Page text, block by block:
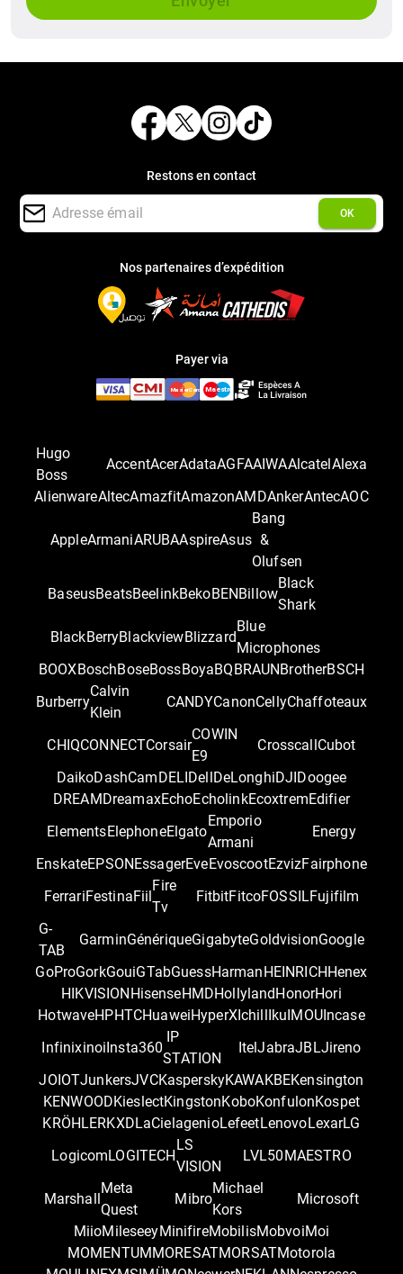
Restons en contact
OK
Nos partenaires d’expédition
Payer via
Hugo
Boss
AccentAcerAdataAGFAAIWAAlcatel Alexa
AlienwareAltecAmazfitAmazonAMDAnkerAntecAOC
AppleArmaniARUBAAspireAsus
Bang
&
Olufsen
BaseusBeatsBeelinkBekoBEN Billow
Black
Shark
BlackBerryBlackviewBlizzard
Blue
Microphones
BOOXBoschBoseBossBoyaBQ BRAUN BrotherBSCH
Burberry
Calvin
Klein
CANDYCanonCellyChaffoteaux
CHIQCONNECTCorsair
COWIN
E9
Crosscall Cubot
DaikoDashCam DELI Dell DeLonghiDJI Doogee
DREAM DreamaxEchoEcholinkEcoxtremEdifier
ElementsElephoneElgato
Emporio
Armani
Energy
EnskateEPSON EssagerEveEvoscootEzvizFairphone
FerrariFestinaFiil
Fire
Tv
FitbitFitcoFOSSILFujifilm
G-
TAB
GarminGénériqueGigabyteGoldvisionGoogle
GoProGorkGouiGTabGuessHarman HEINRICH Henex
HIKVISION HisenseHMDHollyland HonorHori
HotwaveHPHTCHuaweiHyperXIchill Iku IMOUIncase
Infinixinoi Insta360
IP
STATION
ItelJabraJBLJireno
JOIOTJunkersJVCKasperskyKAWAKBEKensington
KENWOODKieslectKingstonKoboKonfulonKospet
KRÖHLERKXDLaCie lagenioLefeetLenovoLexarLG
LogicomLOGITECH
LS
VISION
LVL50 MAESTRO
Marshall
Meta
Quest
Mibro
Michael
Kors
Microsoft
MiioMileseeyMinifireMobilisMobvoiMoi
MOMENTUM MORESATMORSATMotorola